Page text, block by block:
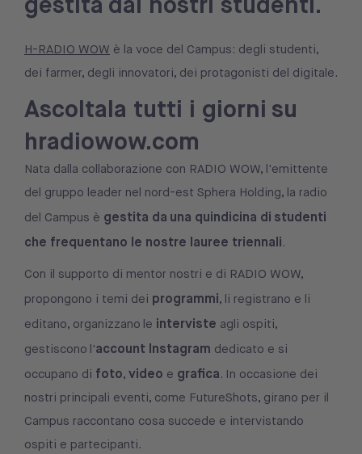
H-RADIO WOW è la voce del Campus: degli studenti,
dei farmer, degli innovatori, dei protagonisti del digitale.
Ascoltala tutti i giorni su
hradiowow.com
Nata dalla collaborazione con RADIO WOW, l'emittente
del gruppo leader nel nord-est Sphera Holding, la radio
del Campus è gestita da una quindicina di studenti
che frequentano le nostre lauree triennali.
Con il supporto di mentor nostri e di RADIO WOW,
propongono i temi dei programmi, li registrano e li
editano, organizzano le interviste agli ospiti,
gestiscono l'account Instagram dedicato e si
occupano di foto, video e grafica. In occasione dei
nostri principali eventi, come FutureShots, girano per il
Campus raccontano cosa succede e intervistando
ospiti e partecipanti.